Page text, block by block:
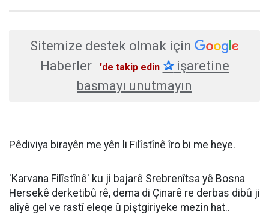
Sitemize destek olmak için
Haberler
'de takip edin ✰işaretine
basmayı unutmayın
Pêdiviya birayên me yên li Filîstînê îro bi me heye.
'Karvana Filîstînê' ku ji bajarê Srebrenîtsa yê Bosna
Hersekê derketibû rê, dema di Çinarê re derbas dibû ji
aliyê gel ve rastî eleqe û piştgiriyeke mezin hat..